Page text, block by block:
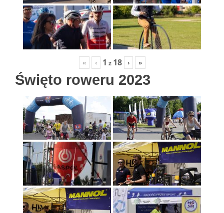
« ‹ 1 z 18 › »
Święto roweru 2023